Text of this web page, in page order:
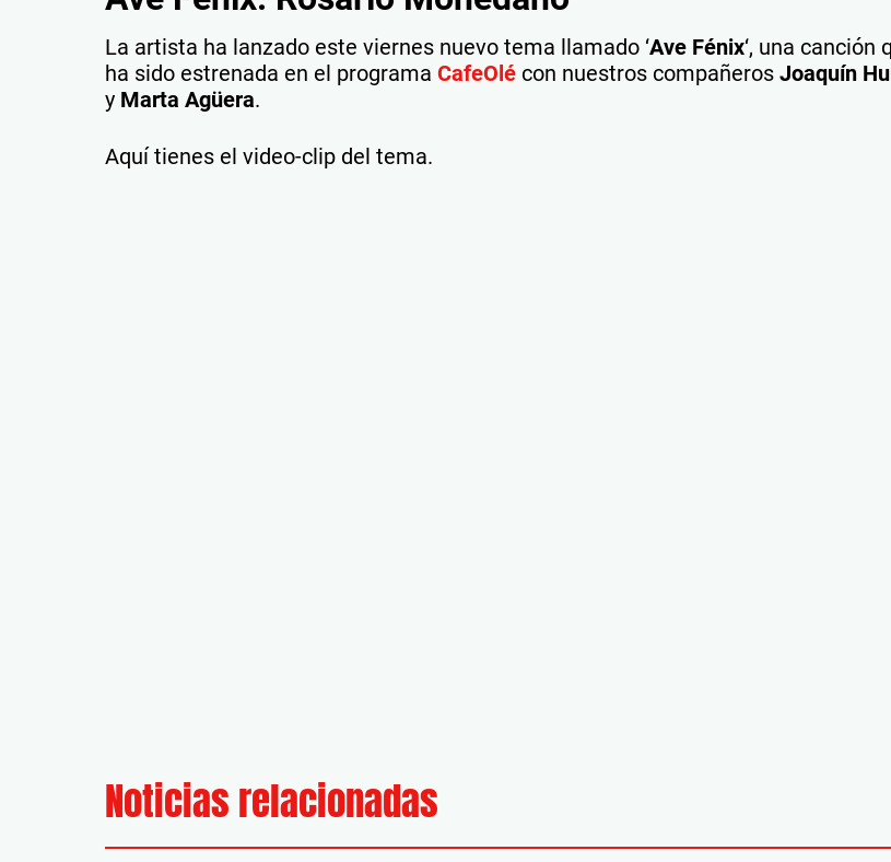
La artista ha lanzado este viernes nuevo tema llamado ‘Ave Fénix‘, una canción
ha sido estrenada en el programa CafeOlé con nuestros compañeros Joaquín
y Marta Agüera.
Aquí tienes el video-clip del tema.
Noticias relacionadas